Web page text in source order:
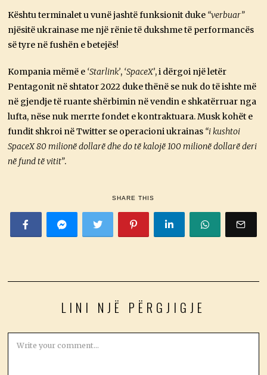
Kështu terminalet u vunë jashtë funksionit duke “verbuar”
njësitë ukrainase me një rënie të dukshme të performancës
së tyre në fushën e betejës!
Kompania mëmë e ‘Starlink’, ‘SpaceX’, i dërgoi një letër
Pentagonit në shtator 2022 duke thënë se nuk do të ishte më
në gjendje të ruante shërbimin në vendin e shkatërruar nga
lufta, nëse nuk merrte fondet e kontraktuara. Musk kohët e
fundit shkroi në Twitter se operacioni ukrainas “i kushtoi
SpaceX 80 milionë dollarë dhe do të kalojë 100 milionë dollarë deri
në fund të vitit”.
SHARE THIS
LINI NJË PËRGJIGJE